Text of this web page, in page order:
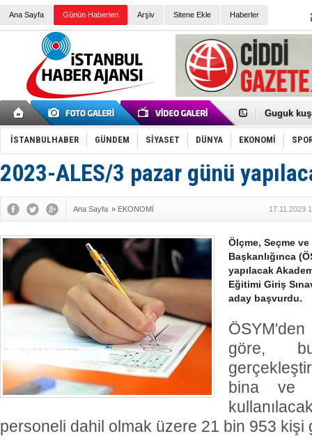
Ana Sayfa Günün Haberleri Arşiv Sitene Ekle Haberler
Türk
Guguk
Sneaker
Erkek
Tommy
Ceza
Kayyum
Ankara
Erdoğan:
İtalyan
Ece
3
İSTANBULHABER GÜNDEM SİYASET DÜNYA EKONOMİ
2023-ALES/3 pazar günü
Ana Sayfa » EKONOMİ 17.11.2023
Ölçme, Seçme
Başkanlığınca
yapılacak
Eğitimi Giriş
aday başvurdu.
göre,
bina ve
personeli dahil olmak üzere 21 bin 953 kişi